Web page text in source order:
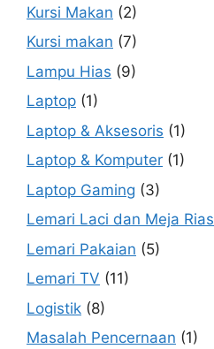
Kursi Makan (2)
Kursi makan (7)
Lampu Hias (9)
Laptop (1)
Laptop & Aksesoris (1)
Laptop & Komputer (1)
Laptop Gaming (3)
Lemari Laci dan Meja Rias
Lemari Pakaian (5)
Lemari TV (11)
Logistik (8)
Masalah Pencernaan (1)